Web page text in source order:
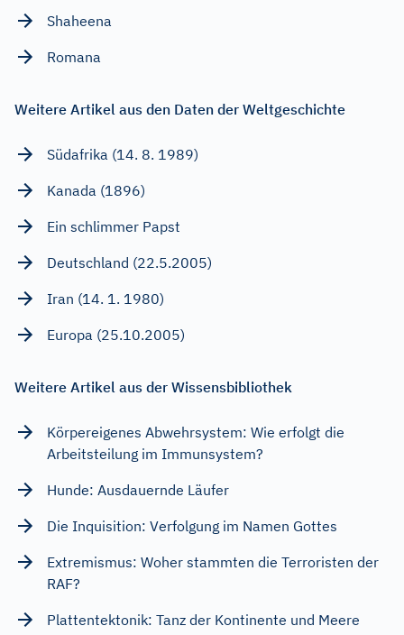
Shaheena
Romana
Weitere Artikel aus den Daten der Weltgeschichte
Südafrika (14. 8. 1989)
Kanada (1896)
Ein schlimmer Papst
Deutschland (22.5.2005)
Iran (14. 1. 1980)
Europa (25.10.2005)
Weitere Artikel aus der Wissensbibliothek
Körpereigenes Abwehrsystem: Wie erfolgt die
Arbeitsteilung im Immunsystem?
Hunde: Ausdauernde Läufer
Die Inquisition: Verfolgung im Namen Gottes
Extremismus: Woher stammten die Terroristen der
RAF?
Plattentektonik: Tanz der Kontinente und Meere